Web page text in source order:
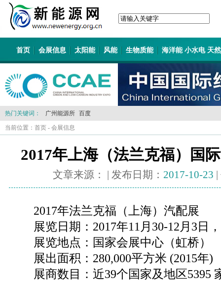
首页 会展信息 太阳能 风能 生物质能 海洋能 小水电 天
热门关键词： 广州能源所 百度
当前位置： 首页 - 会展信息
2017年上海（法兰克福）国
文章来源： | 发布日期： 2017-10-23
2017年法兰克福（上海）汽配展
展览日期：2017年11月30-12月3日
展览地点：国家会展中心（虹桥）
展出面积：280,000平方米 (2015年)
展商数目：近39个国家及地区5395